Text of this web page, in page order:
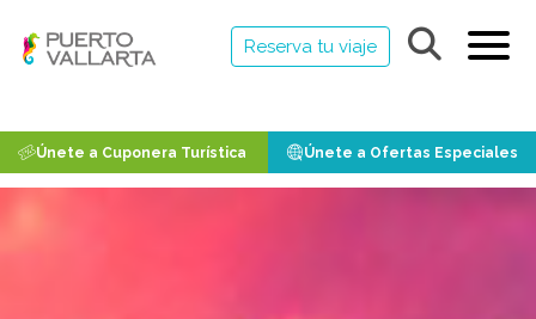
Reserva tu viaje
Únete a Cuponera Turística Únete a Ofertas Especiales